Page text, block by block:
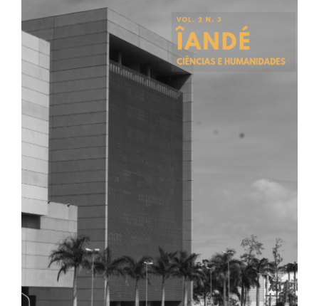
lateral
de
artigos